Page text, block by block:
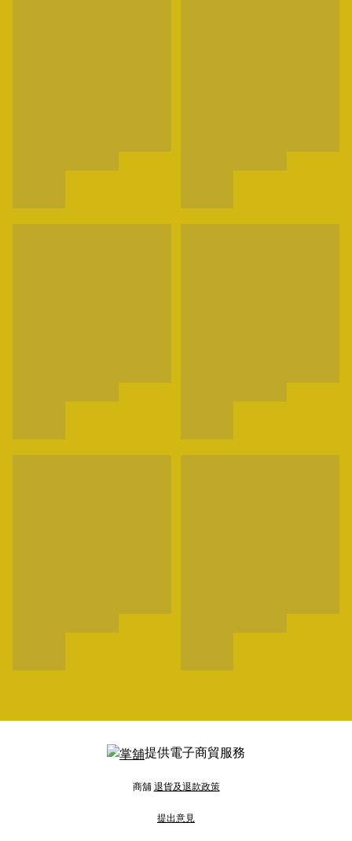
提供電子商貿服務
商舖退貨及退款政策
提出意見